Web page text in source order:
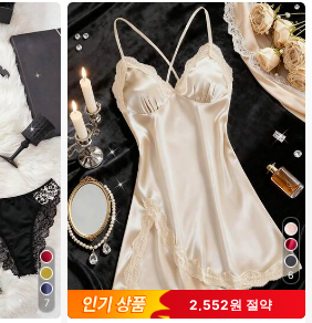
로워
로워
로워
팔로워
7
6
2,552원 절약